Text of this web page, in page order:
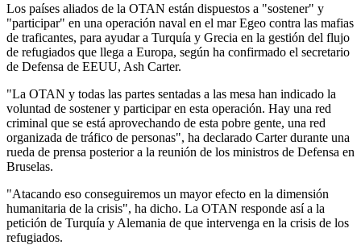
Los países aliados de la OTAN están dispuestos a "sostener" y
"participar" en una operación naval en el mar Egeo contra las mafias
de traficantes, para ayudar a Turquía y Grecia en la gestión del flujo
de refugiados que llega a Europa, según ha confirmado el secretario
de Defensa de EEUU, Ash Carter.
"La OTAN y todas las partes sentadas a las mesa han indicado la
voluntad de sostener y participar en esta operación. Hay una red
criminal que se está aprovechando de esta pobre gente, una red
organizada de tráfico de personas", ha declarado Carter durante una
rueda de prensa posterior a la reunión de los ministros de Defensa en
Bruselas.
"Atacando eso conseguiremos un mayor efecto en la dimensión
humanitaria de la crisis", ha dicho. La OTAN responde así a la
petición de Turquía y Alemania de que intervenga en la crisis de los
refugiados.